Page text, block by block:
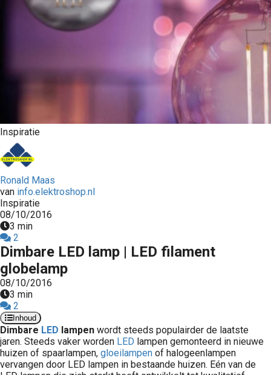
Inspiratie
Ronald Maas
van info.elektroshop.nl
Inspiratie
08/10/2016
3 min
2
Dimbare LED lamp | LED filament
globelamp
08/10/2016
3 min
2
Inhoud
Dimbare LED lampen wordt steeds populairder de laatste
jaren. Steeds vaker worden LED lampen gemonteerd in nieuwe
huizen of spaarlampen, gloeilampen of halogeenlampen
vervangen door LED lampen in bestaande huizen. Eén van de
kan de
te
over
van
op
gebruikt
te
de
Hierdoor
website-